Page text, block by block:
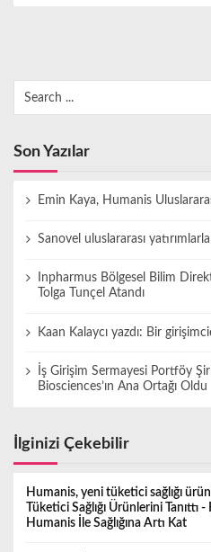
y
f
a
l
a
a
s
for:
Son Yazılar
Emin Kaya, Humanis
Sanovel uluslararası
Inpharmus Bölgesel Bilim
Tolga Tunçel Atandı
Kaan Kalaycı yazdı: Bir
İş Girişim Sermayesi Portföy
Biosciences’ın Ana Ortağı Oldu
İlginizi Çekebilir
Humanis, yeni tüketici sağlığı
Tüketici Sağlığı Ürünlerini Tanıttı
Humanis İle Sağlığına Artı Kat